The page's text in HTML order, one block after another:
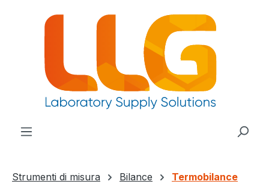
principale
Strumenti di misura Bilance Termobilance